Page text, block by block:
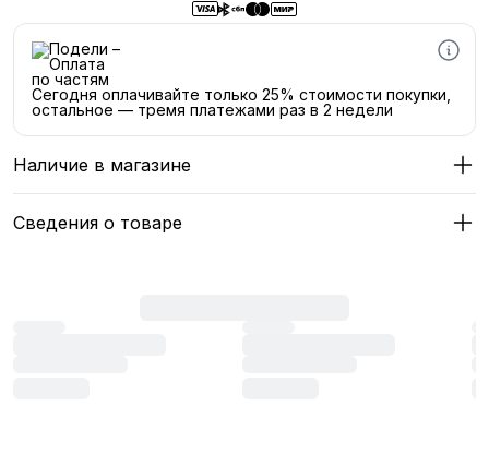
Сегодня оплачивайте только 25% стоимости покупки,
остальное — тремя платежами раз в 2 недели
Наличие в магазине
Сведения о товаре